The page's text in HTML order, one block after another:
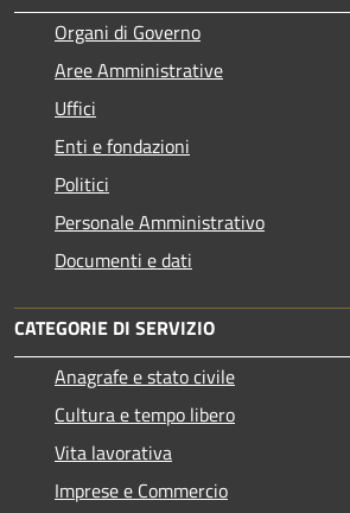
Organi di Governo
Aree Amministrative
Uffici
Enti e fondazioni
Politici
Personale Amministrativo
Documenti e dati
CATEGORIE DI SERVIZIO
Anagrafe e stato civile
Cultura e tempo libero
Vita lavorativa
Imprese e Commercio